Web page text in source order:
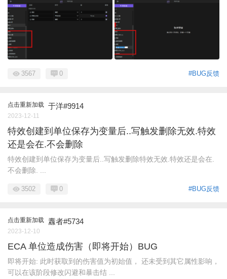
#BUG反馈
3567 0
点击重新加载 于洋#9914
2023-12-11
特效创建到单位保存为变量后..写触发删除无效.特效
还是会在.不会删除
特效创建到单位保存为变量后..写触发删除特效无效.特效还是会在.
不会删除. ...
#BUG反馈
3502 0
点击重新加载 纛者#5734
2023-12-10
ECA 单位造成伤害（即将开始）BUG
即将开始: 此时获取到的伤害值为初始值， 还未受到其它属性影响，
可以在该阶段修改闪避和暴击结 ...